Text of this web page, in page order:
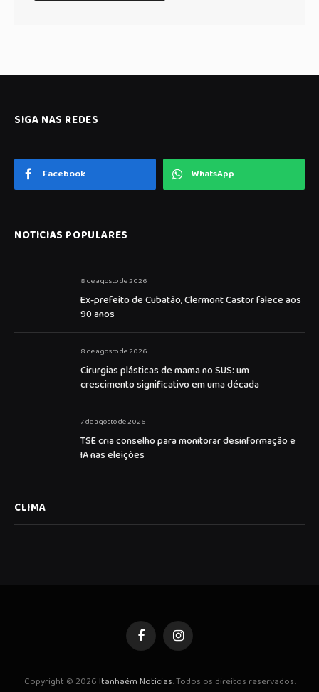
SIGA NAS REDES
Facebook WhatsApp
NOTICIAS POPULARES
8 de agosto de 2026
Ex-prefeito de Cubatão, Clermont Castor falece aos
90 anos
8 de agosto de 2026
Cirurgias plásticas de mama no SUS: um
crescimento significativo em uma década
7 de agosto de 2026
TSE cria conselho para monitorar desinformação e
IA nas eleições
CLIMA
FacebookInstagram
Copyright © 2026Itanhaém Noticias. Todos os direitos reservados.